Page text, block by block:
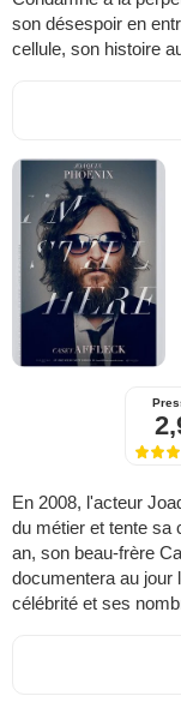
son désespoir en
cellule, son histoire
En 2008, l'acteur
du métier et tente sa
an, son beau-frère
documentera au jour
célébrité et ses